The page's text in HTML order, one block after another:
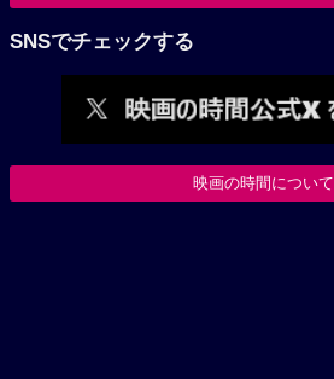
SNSでチェックする
映画の時間について